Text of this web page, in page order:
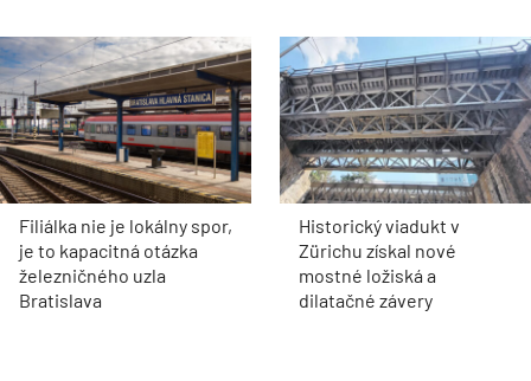
Filiálka nie je lokálny spor,
je to kapacitná otázka
železničného uzla
Bratislava
Historický viadukt v
Zürichu získal nové
mostné ložiská a
dilatačné závery